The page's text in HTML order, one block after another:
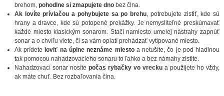
brehom, pohodlne si zmapujete dno bez člna.
Ak lovíte prívlačou a pohybujete sa po brehu , potrebujete zistiť, kde sú
hrany a dravce, kde sú potopené prekážky. Je nemysliteľné preskúmavať
každé miesto klasickým sonarom. Stačí namiesto umelej nástrahy zapnúť
sonar a o chvíľu viete, či sa vám oplatí prehádzať vytipované miesto.
Ak prídeteloviť na úplne neznáme miestoa netušíte, čo je pod hladinou
tak pomocou nahadzovacieho sonaru to ľahko a bez námahy zistíte.
Nahadzovací sonar nosíte počas rybačky vo vreckua použijete ho vždy,
ak máte chuť. Bez rozbaľovania člna.